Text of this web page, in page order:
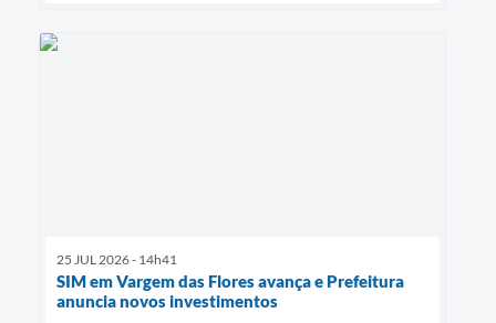
25 JUL 2026 - 14h41
SIM em Vargem das Flores avança e Prefeitura
anuncia novos investimentos